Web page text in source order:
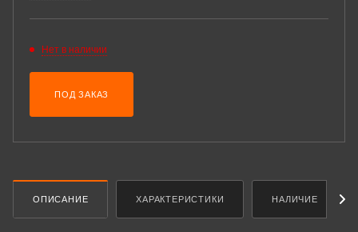
Нет в наличии
ПОД ЗАКАЗ
ОПИСАНИЕ ХАРАКТЕРИСТИКИ НАЛИЧИЕ